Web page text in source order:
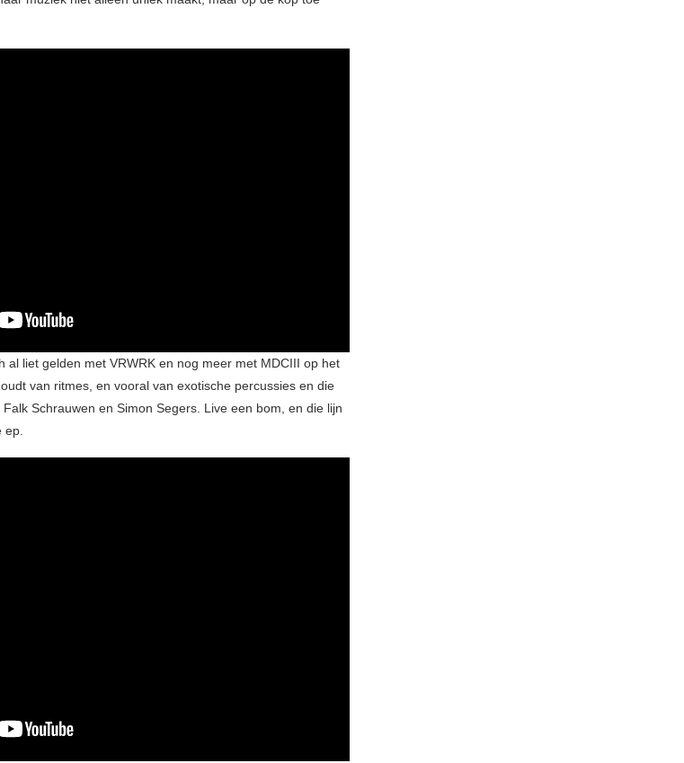
al liet gelden met VRWRK en nog meer met MDCIII op het
van ritmes, en vooral van exotische percussies en die
Schrauwen en Simon Segers. Live een bom, en die lijn